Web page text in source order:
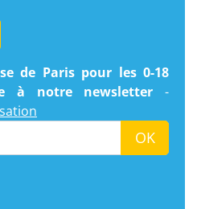
de Paris pour les 0-18
à notre newsletter -
OK